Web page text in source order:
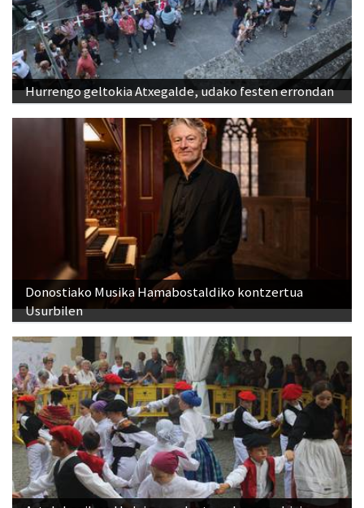
Hurrengo geltokia Atxegalde, udako festen errondan
Donostiako Musika Hamabostaldiko kontzertua
Usurbilen